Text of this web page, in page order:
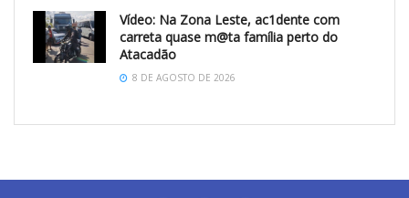
Vídeo: Na Zona Leste, ac1dente com
carreta quase m@ta família perto do
Atacadão
8 DE AGOSTO DE 2026